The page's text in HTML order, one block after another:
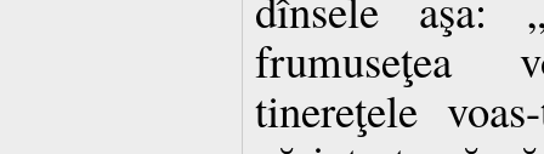
frumuseţea
tinereţele